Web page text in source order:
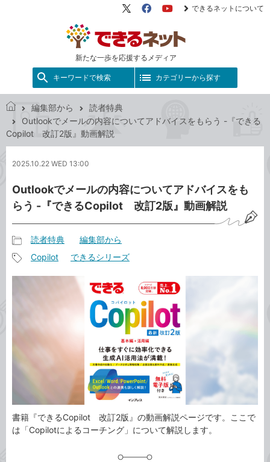
新たな一歩を応援するメディア
X（旧
FacebookYouTube
できるネットについて
キーワードで検索 カテゴリーから探す
で
き
ッ
編集部から
読者特典
Outlookでメールの内容についてアドバイスをもらう -『できる
Copilot 改訂2版』動画解説
2025.10.22 WED 13:00
Outlookでメールの内容についてアドバイスをも
らう -『できるCopilot 改訂2版』動画解説
事
カ
読者特典 編集部から
Copilot できるシリーズ
書籍『できるCopilot 改訂2版』の動画解説ページです。ここで
は「Copilotによるコーチング」について解説します。